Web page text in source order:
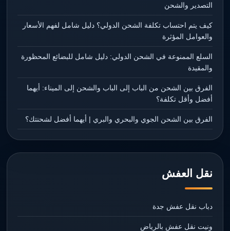
التصدير والشحن
كيف يتم احتساب تكلفة الشحن الدولي؟ دليل شامل لفهم الأسعار
والعوامل المؤثرة
السلع الممنوعة في الشحن الدولي: دليل شامل للبضائع المحظورة
والمقيدة
الفرق بين الشحن من الباب إلى الباب والشحن إلى الميناء: أيهما
أفضل وأقل تكلفة؟
الفرق بين الشحن الجوي والبحري والبري | أيهما أفضل لشحنتك؟
نقل العفش
دباب نقل عفش جدة
ونيت نقل عفش بالرياض